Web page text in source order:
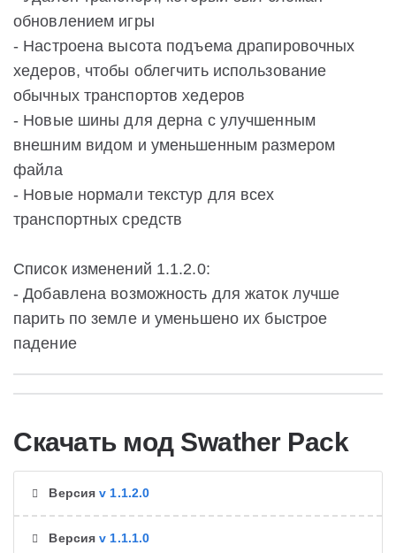
обновлением игры
- Настроена высота подъема драпировочных
хедеров, чтобы облегчить использование
обычных транспортов хедеров
- Новые шины для дерна с улучшенным
внешним видом и уменьшенным размером
файла
- Новые нормали текстур для всех
транспортных средств
Список изменений 1.1.2.0:
- Добавлена возможность для жаток лучше
парить по земле и уменьшено их быстрое
падение
Скачать мод Swather Pack
Версияv 1.1.2.0
Версияv 1.1.1.0